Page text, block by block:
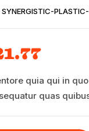
SYNERGISTIC-
quia qui in
quas